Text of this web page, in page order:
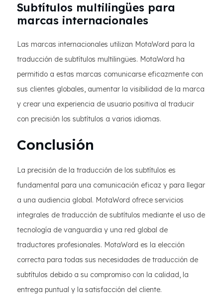
Subtítulos multilingües para
marcas internacionales
Las marcas internacionales utilizan MotaWord para la
traducción de subtítulos multilingües. MotaWord ha
permitido a estas marcas comunicarse eficazmente con
sus clientes globales, aumentar la visibilidad de la marca
y crear una experiencia de usuario positiva al traducir
con precisión los subtítulos a varios idiomas.
Conclusión
La precisión de la traducción de los subtítulos es
fundamental para una comunicación eficaz y para llegar
a una audiencia global. MotaWord ofrece servicios
integrales de traducción de subtítulos mediante el uso de
tecnología de vanguardia y una red global de
traductores profesionales. MotaWord es la elección
correcta para todas sus necesidades de traducción de
subtítulos debido a su compromiso con la calidad, la
entrega puntual y la satisfacción del cliente.